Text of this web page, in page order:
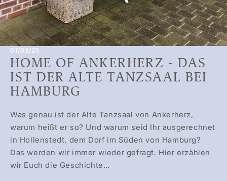
01/02/25
HOME OF ANKERHERZ - DAS
IST DER ALTE TANZSAAL BEI
HAMBURG
Was genau ist der Alte Tanzsaal von Ankerherz,
warum heißt er so? Und warum seid Ihr ausgerechnet
in Hollenstedt, dem Dorf im Süden von Hamburg?
Das werden wir immer wieder gefragt. Hier erzählen
wir Euch die Geschichte…